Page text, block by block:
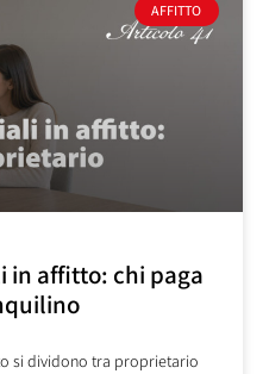
AFFITTO
in affitto: chi paga
si dividono tra proprietario